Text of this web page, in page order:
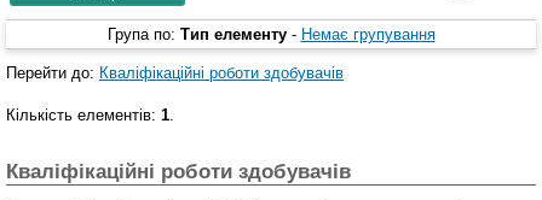
Група по: Тип елементу - Немає групування
Перейти до: Кваліфікаційні роботи здобувачів
Кількість елементів: 1.
Кваліфікаційні роботи здобувачів